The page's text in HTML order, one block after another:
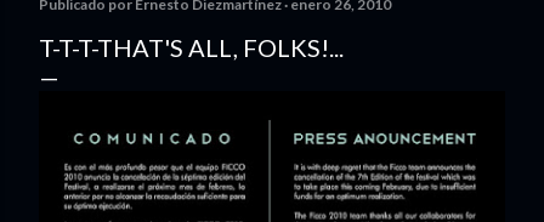
Publicado por Ernesto Diezmartínez enero 26, 2010
T-T-T-THAT'S ALL, FOLKS!...